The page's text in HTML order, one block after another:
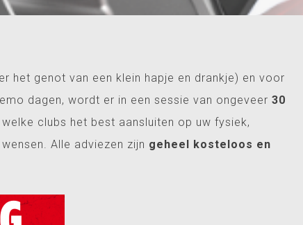
het genot van een klein hapje en drankje) en voor
dagen, wordt er in een sessie van ongeveer 30
clubs het best aansluiten op uw fysiek,
Alle adviezen zijn geheel kosteloos en